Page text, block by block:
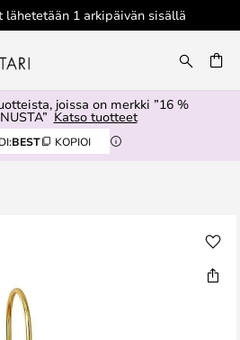
lähetetään 1 arkipäivän sisällä
joissa on merkki ”16 %
Katso tuotteet
BEST KOPIOI